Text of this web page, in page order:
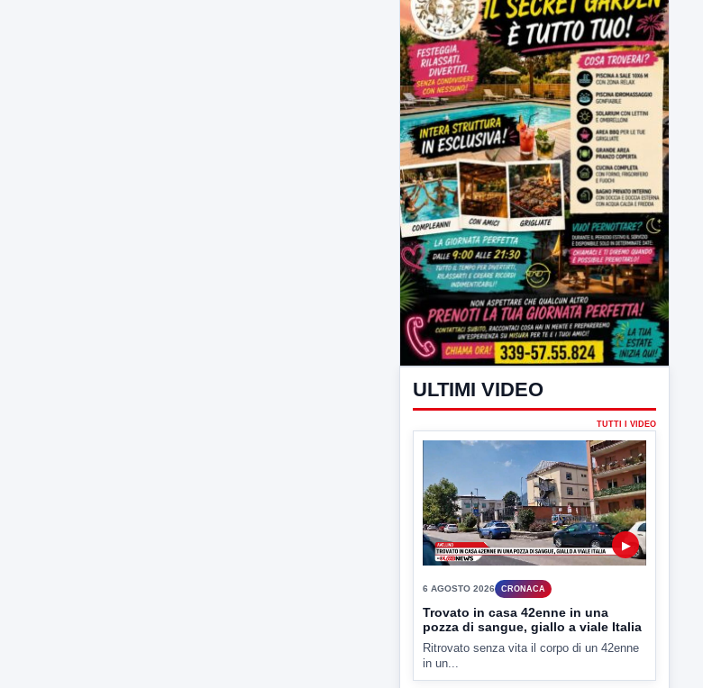
ULTIMI VIDEO
TUTTI I VIDEO
▶
6 AGOSTO 2026 CRONACA
Trovato in casa 42enne in una
pozza di sangue, giallo a viale Italia
Ritrovato senza vita il corpo di un 42enne
in un...
▶
CRONACA
"Sistema Caprio", Procura S.Maria
CV chiede rinvio a giudizio per 54
La Procura della Repubblica di Santa
Capua Vetere chiude le...